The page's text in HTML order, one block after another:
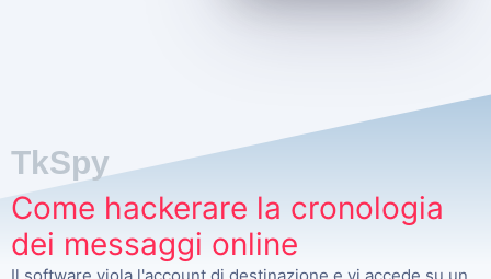
TkSpy
Come hackerare la cronologia
dei messaggi online